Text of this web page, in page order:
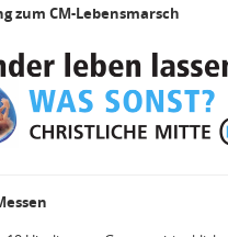
zum CM-Lebensmarsch